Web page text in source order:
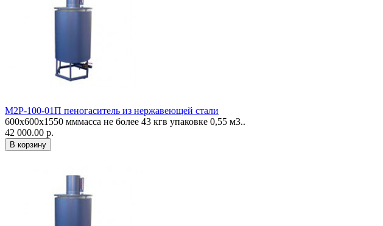
М2Р-100-01П пеногаситель из нержавеющей стали
600х600х1550 мммасса не более 43 кгв упаковке 0,55 м3..
42 000.00 р.